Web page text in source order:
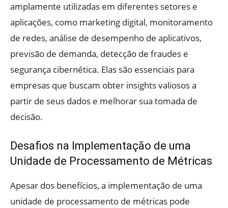
amplamente utilizadas em diferentes setores e
aplicações, como marketing digital, monitoramento
de redes, análise de desempenho de aplicativos,
previsão de demanda, detecção de fraudes e
segurança cibernética. Elas são essenciais para
empresas que buscam obter insights valiosos a
partir de seus dados e melhorar sua tomada de
decisão.
Desafios na Implementação de uma
Unidade de Processamento de Métricas
Apesar dos benefícios, a implementação de uma
unidade de processamento de métricas pode